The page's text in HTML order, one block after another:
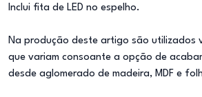
Inclui fita de LED no espelho.
Na produção deste artigo são utilizados
que variam consoante a opção de
desde aglomerado de madeira, MDF e